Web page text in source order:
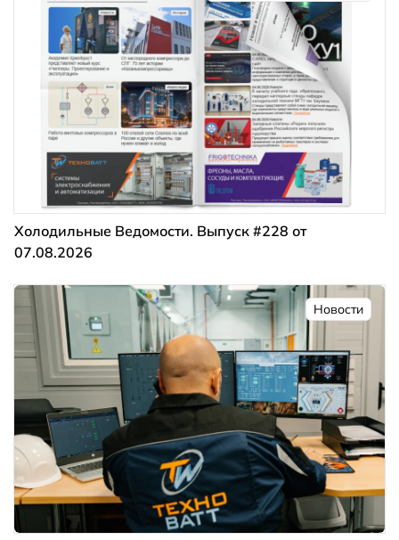
Холодильные Ведомости. Выпуск #228 от
07.08.2026
Новости